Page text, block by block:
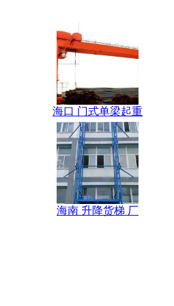
海口 门式单梁起重
海南 升降货梯 厂